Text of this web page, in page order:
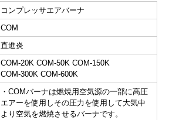
コンプレッサエアバーナ
COM
直進炎
COM-20K COM-50K COM-150K
COM-300K COM-600K
・COMバーナは燃焼用空気源の一部に高圧
エアーを使用しその圧力を使用して大気中
より空気を燃焼させるバーナです。